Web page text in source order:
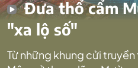
Đưa thổ cẩm
"xa lộ số"
Từ những khung cửi